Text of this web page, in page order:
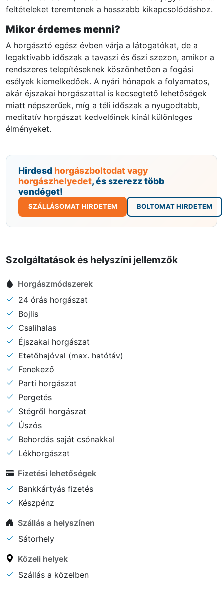
feltételeket teremtenek a hosszabb kikapcsolódáshoz.
Mikor érdemes menni?
A horgásztó egész évben várja a látogatókat, de a
legaktívabb időszak a tavaszi és őszi szezon, amikor a
rendszeres telepítéseknek köszönhetően a fogási
esélyek kiemelkedőek. A nyári hónapok a folyamatos,
akár éjszakai horgászattal is kecsegtető lehetőségek
miatt népszerűek, míg a téli időszak a nyugodtabb,
meditatív horgászat kedvelőinek kínál különleges
élményeket.
Hirdesd horgászboltodat vagy
horgászhelyedet, és szerezz több
vendéget!
SZÁLLÁSOMAT HIRDETEM BOLTOMAT HIRDETEM
Szolgáltatások és helyszíni jellemzők
Horgászmódszerek
24 órás horgászat
Bojlis
Csalihalas
Éjszakai horgászat
Etetőhajóval (max. hatótáv)
Fenekező
Parti horgászat
Pergetés
Stégről horgászat
Úszós
Behordás saját csónakkal
Lékhorgászat
Fizetési lehetőségek
Bankkártyás fizetés
Készpénz
Szállás a helyszínen
Sátorhely
Közeli helyek
Szállás a közelben